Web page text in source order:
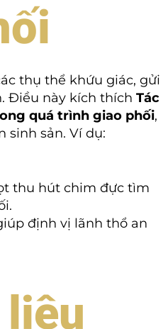
thụ thể khứu giác, gửi
Điều này kích thích Tác
quá trình giao phối,
sinh sản. Ví dụ:
thu hút chim đực tìm
định vị lãnh thổ an